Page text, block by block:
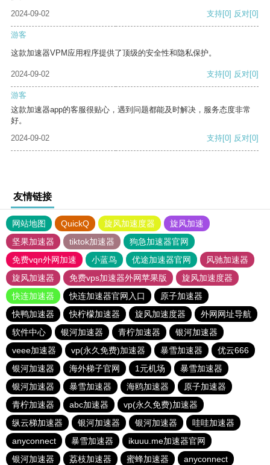
2024-09-02
支持[0] 反对[0]
游客
这款加速器VPM应用程序提供了顶级的安全性和隐私保护。
2024-09-02 支持[0] 反对[0]
游客
这款加速器app的客服很贴心，遇到问题都能及时解决，服务态度非常
好。
2024-09-02
支持[0] 反对[0]
友情链接
网站地图 QuickQ 旋风加速度器
旋风加速
坚果加速器
tiktok加速器
狗急加速器官网
免费vqn外网加速
小蓝鸟 优途加速器官网
风驰加速器
旋风加速器
免费vps加速器外网苹果版
旋风加速度器
快连加速器
快连加速器官网入口
原子加速器
快鸭加速器
快柠檬加速器 旋风加速度器
外网网址导航
软件中心
银河加速器 青柠加速器
银河加速器
veee加速器
vp(永久免费)加速器 暴雪加速器
优云666
银河加速器
海外梯子官网 1元机场
暴雪加速器
银河加速器
暴雪加速器 海鸥加速器
原子加速器
青柠加速器
abc加速器
vp(永久免费)加速器
纵云梯加速器
银河加速器 银河加速器
哇哇加速器
anyconnect
暴雪加速器
ikuuu.me加速器官网
银河加速器
荔枝加速器 蜜蜂加速器 anyconnect